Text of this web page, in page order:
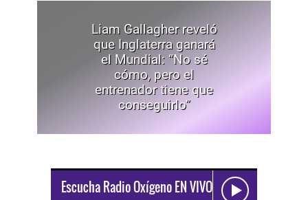
Liam Gallagher reveló
que Inglaterra ganará
el Mundial: “No sé
cómo, pero el
entrenador tiene que
conseguirlo”
Escucha Radio Oxígeno EN VIVO